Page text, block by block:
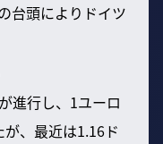
台頭によりドイツ
進行し、1ユーロ
、最近は1.16ド